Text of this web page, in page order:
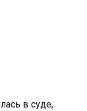
в суде,